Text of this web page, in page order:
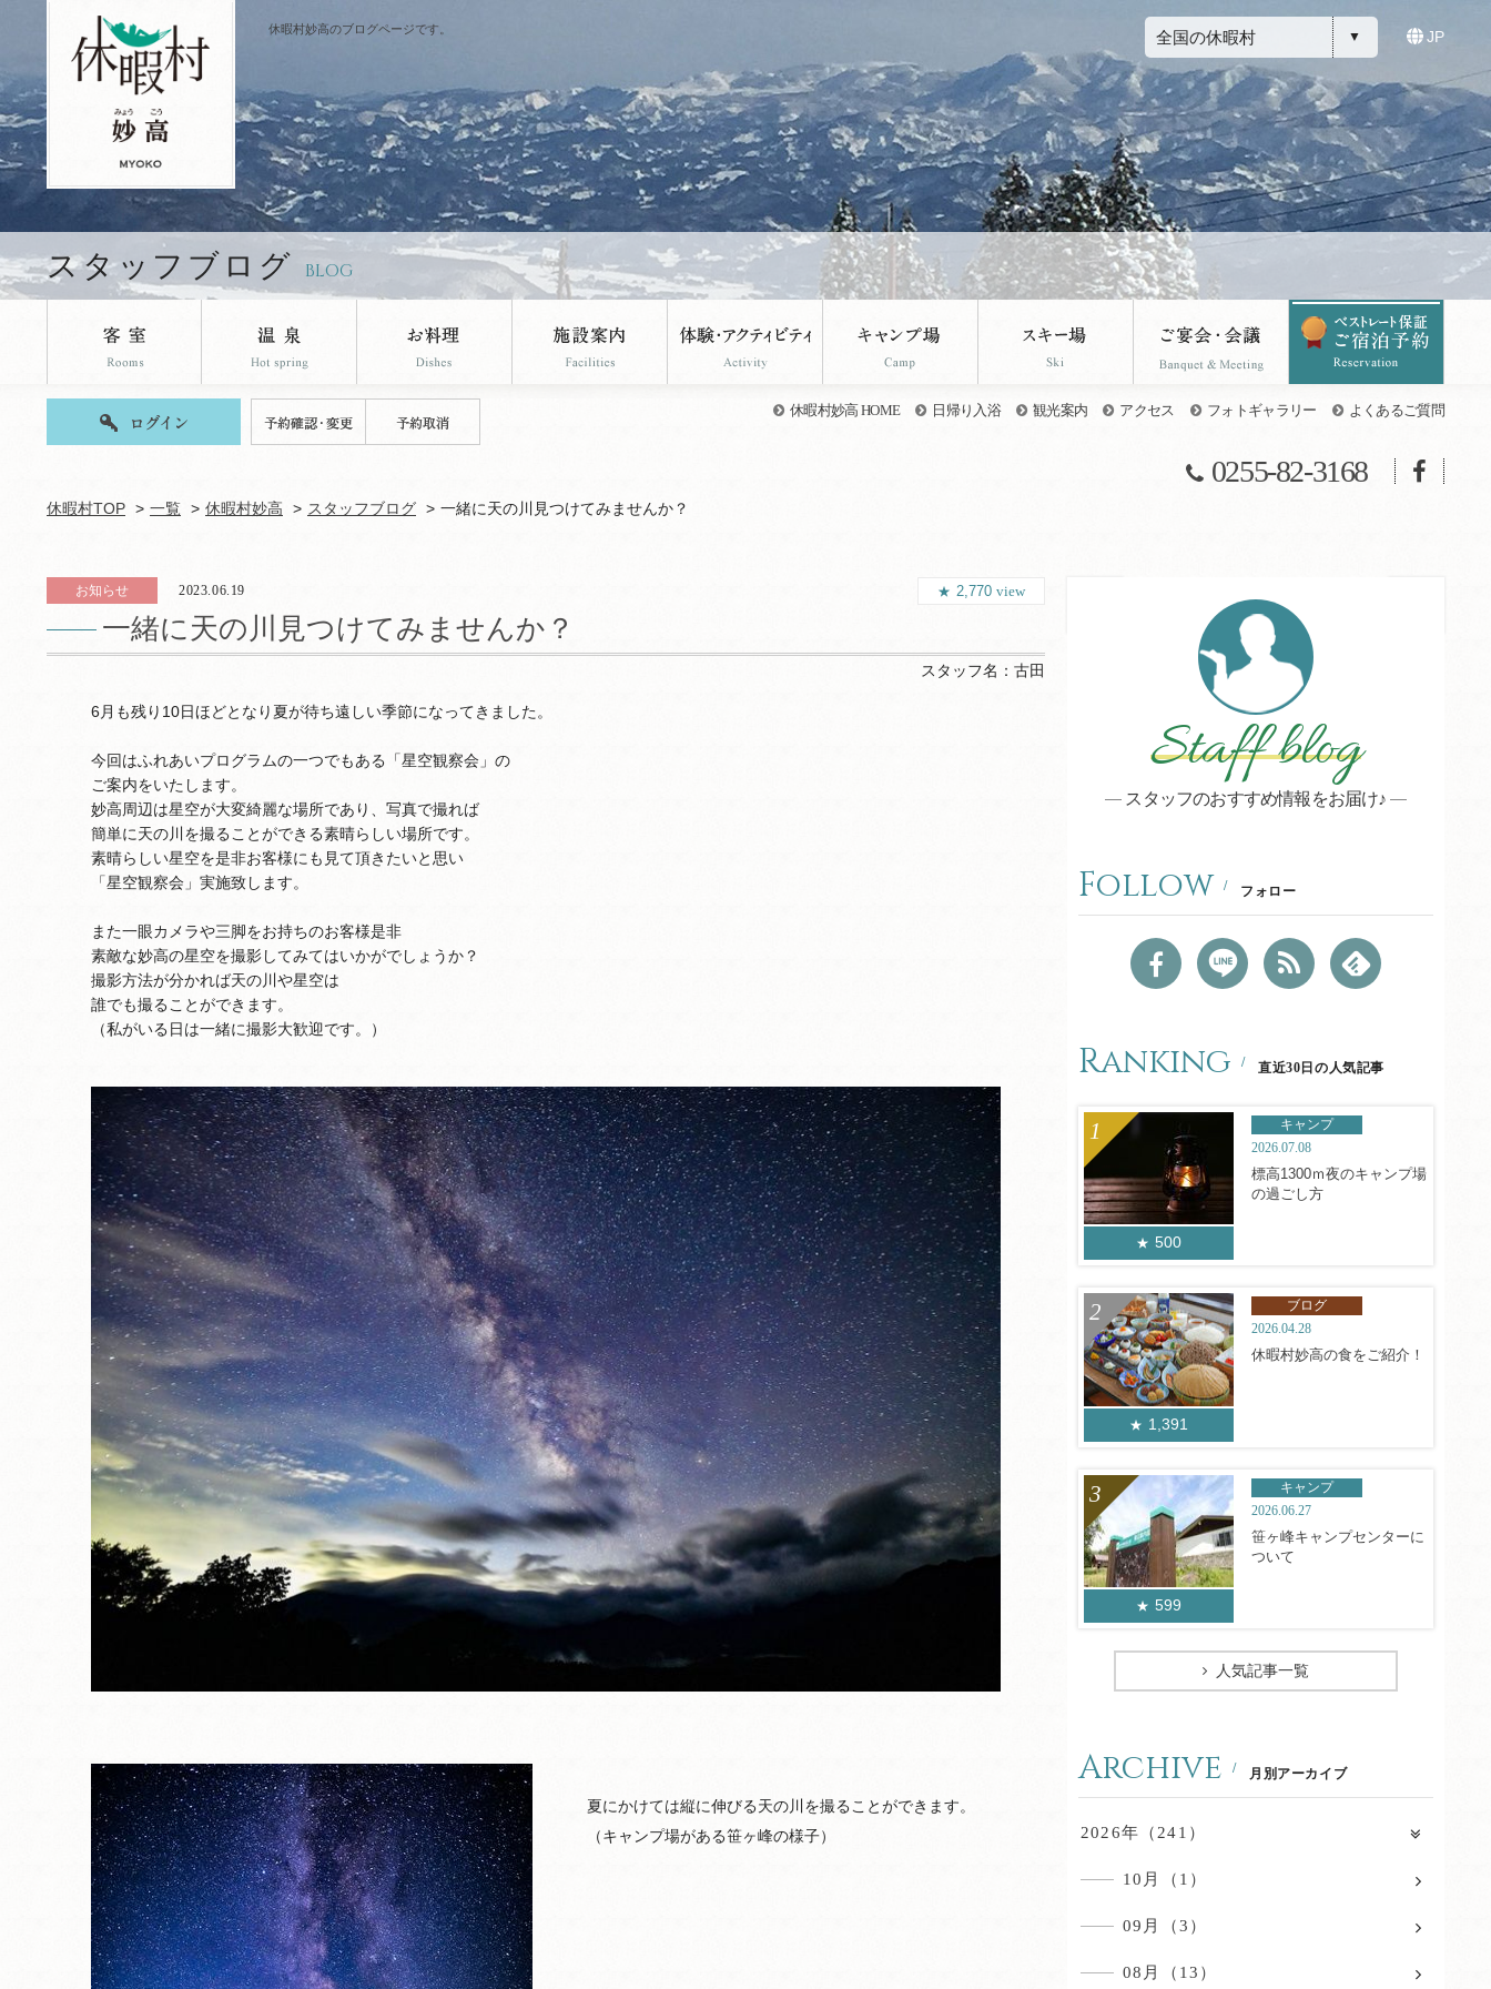
休暇村妙高のブログページです。 全国の休暇村 JP
スタッフブログ BLOG
休暇村妙高 HOME 日帰り入浴 観光案内 アクセス フォトギャラリー よくあるご質問
0255-82-3168
休暇村TOP 一覧 休暇村妙高 スタッフブログ 一緒に天の川見つけてみませんか？
お知らせ 2023.06.19
一緒に天の川見つけてみませんか？
2,770 view
スタッフ名： 古田
6月も残り10日ほどとなり夏が待ち遠しい季節になってきました。
今回はふれあいプログラムの一つでもある「星空観察会」の
ご案内をいたします。
妙高周辺は星空が大変綺麗な場所であり、写真で撮れば
簡単に天の川を撮ることができる素晴らしい場所です。
素晴らしい星空を是非お客様にも見て頂きたいと思い
「星空観察会」実施致します。
また一眼カメラや三脚をお持ちのお客様是非
素敵な妙高の星空を撮影してみてはいかがでしょうか？
撮影方法が分かれば天の川や星空は
誰でも撮ることができます。
（私がいる日は一緒に撮影大歓迎です。）
夏にかけては縦に伸びる天の川を撮ることができます。
（キャンプ場がある笹ヶ峰の様子）
Staff blog
スタッフのおすすめ情報をお届け♪
Follow フォロー
Ranking 直近30日の人気記事
500
キャンプ
2026.07.08
標高1300ｍ夜のキャンプ場
の過ごし方
1,391
ブログ
2026.04.28
休暇村妙高の食をご紹介！
599
キャンプ
2026.06.27
笹ヶ峰キャンプセンターに
ついて
人気記事一覧
Archive 月別アーカイブ
2026年（241）
10月（1）
09月（3）
08月（13）